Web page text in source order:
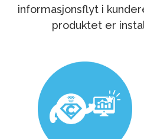
informasjonsflyt i
produktet er